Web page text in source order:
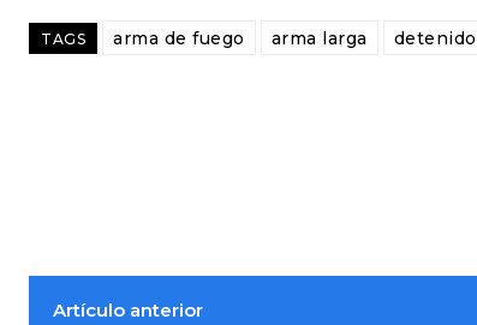
TAGS arma de fuego arma larga detenido
Artículo anterior